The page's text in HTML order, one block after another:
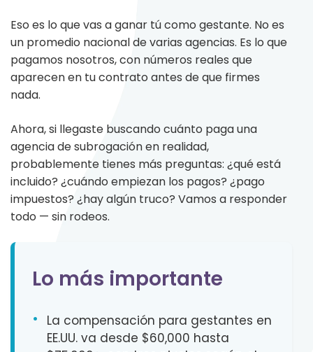
Eso es lo que vas a ganar tú como gestante. No es
un promedio nacional de varias agencias. Es lo que
pagamos nosotros, con números reales que
aparecen en tu contrato antes de que firmes
nada.
Ahora, si llegaste buscando cuánto paga una
agencia de subrogación en realidad,
probablemente tienes más preguntas: ¿qué está
incluido? ¿cuándo empiezan los pagos? ¿pago
impuestos? ¿hay algún truco? Vamos a responder
todo — sin rodeos.
Lo más importante
•
La compensación para gestantes en
EE.UU. va desde $60,000 hasta